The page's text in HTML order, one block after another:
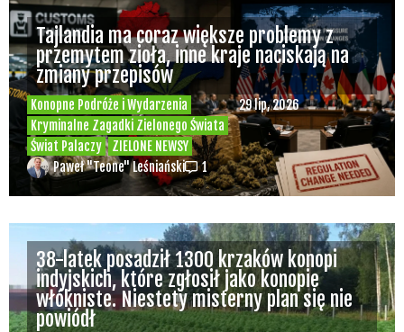
Konopne Podróże i Wydarzenia
Kryminalne Zagadki Zielonego Świata
Świat Palaczy
ZIELONE NEWSY
29 lip, 2026
Tajlandia ma coraz większe problemy z
przemytem zioła, inne kraje naciskają na
zmiany przepisów
Paweł "Teone" Leśniański 1
38-latek posadził 1300 krzaków konopi
indyjskich, które zgłosił jako konopie
włókniste. Niestety misterny plan się nie
powiódł